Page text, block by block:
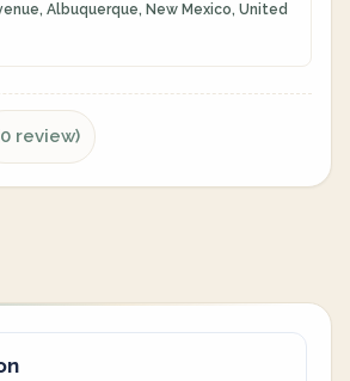
Albuquerque, New Mexico, United
review)